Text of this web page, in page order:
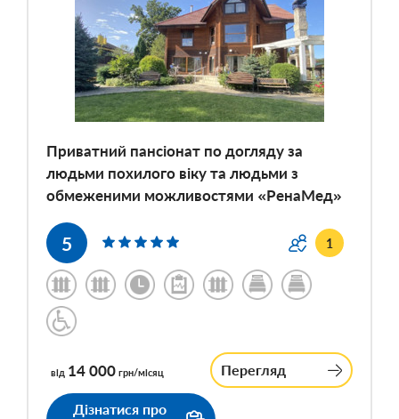
Приватний пансіонат по догляду за
людьми похилого віку та людьми з
обмеженими можливостями «РенаМед»
5 1
від 14 000 грн/місяц Перегляд
Дізнатися про